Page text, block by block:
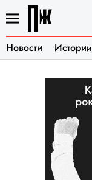
Новости Истории